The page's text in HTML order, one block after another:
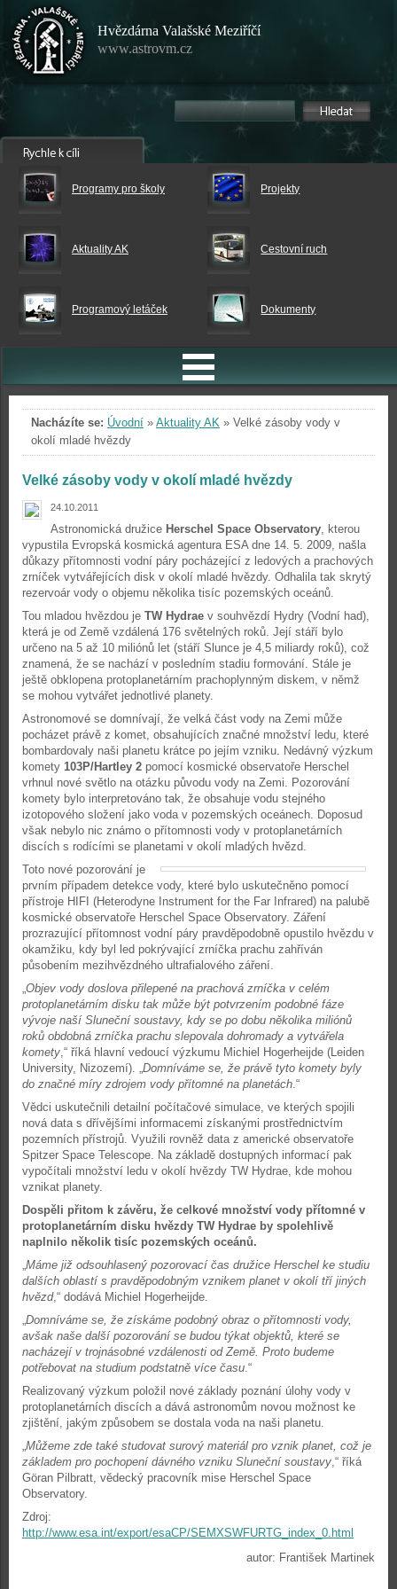
Hvězdárna Valašské Meziříčí
www.astrovm.cz
Programy pro školy Projekty
Aktuality AK Cestovní ruch
Programový letáček Dokumenty
Nacházíte se: Úvodní » Aktuality AK » Velké zásoby vody v
okolí mladé hvězdy
Velké zásoby vody v okolí mladé hvězdy
24.10.2011
Astronomická družice Herschel Space Observatory, kterou
vypustila Evropská kosmická agentura ESA dne 14. 5. 2009, našla
důkazy přítomnosti vodní páry pocházející z ledových a prachových
zrníček vytvářejících disk v okolí mladé hvězdy. Odhalila tak skrytý
rezervoár vody o objemu několika tisíc pozemských oceánů.
Tou mladou hvězdou je TW Hydrae v souhvězdí Hydry (Vodní had),
která je od Země vzdálená 176 světelných roků. Její stáří bylo
určeno na 5 až 10 miliónů let (stáří Slunce je 4,5 miliardy roků), což
znamená, že se nachází v posledním stadiu formování. Stále je
ještě obklopena protoplanetárním prachoplynným diskem, v němž
se mohou vytvářet jednotlivé planety.
Astronomové se domnívají, že velká část vody na Zemi může
pocházet právě z komet, obsahujících značné množství ledu, které
bombardovaly naši planetu krátce po jejím vzniku. Nedávný výzkum
komety 103P/Hartley 2 pomocí kosmické observatoře Herschel
vrhnul nové světlo na otázku původu vody na Zemi. Pozorování
komety bylo interpretováno tak, že obsahuje vodu stejného
izotopového složení jako voda v pozemských oceánech. Doposud
však nebylo nic známo o přítomnosti vody v protoplanetárních
discích s rodícími se planetami v okolí mladých hvězd.
Toto nové pozorování je
prvním případem detekce vody, které bylo uskutečněno pomocí
přístroje HIFI (Heterodyne Instrument for the Far Infrared) na palubě
kosmické observatoře Herschel Space Observatory. Záření
prozrazující přítomnost vodní páry pravděpodobně opustilo hvězdu v
okamžiku, kdy byl led pokrývající zrníčka prachu zahříván
působením mezihvězdného ultrafialového záření.
„Objev vody doslova přilepené na prachová zrníčka v celém
protoplanetárním disku tak může být potvrzením podobné fáze
vývoje naší Sluneční soustavy, kdy se po dobu několika miliónů
roků obdobná zrníčka prachu slepovala dohromady a vytvářela
komety,“ říká hlavní vedoucí výzkumu Michiel Hogerheijde (Leiden
University, Nizozemí). „Domníváme se, že právě tyto komety byly
do značné míry zdrojem vody přítomné na planetách.“
Vědci uskutečnili detailní počítačové simulace, ve kterých spojili
nová data s dřívějšími informacemi získanými prostřednictvím
pozemních přístrojů. Využili rovněž data z americké observatoře
Spitzer Space Telescope. Na základě dostupných informací pak
vypočítali množství ledu v okolí hvězdy TW Hydrae, kde mohou
vznikat planety.
Dospěli přitom k závěru, že celkové množství vody přítomné v
protoplanetárním disku hvězdy TW Hydrae by spolehlivě
naplnilo několik tisíc pozemských oceánů.
„Máme již odsouhlasený pozorovací čas družice Herschel ke studiu
dalších oblastí s pravděpodobným vznikem planet v okolí tří jiných
hvězd,“ dodává Michiel Hogerheijde.
„Domníváme se, že získáme podobný obraz o přítomnosti vody,
avšak naše další pozorování se budou týkat objektů, které se
nacházejí v trojnásobné vzdálenosti od Země. Proto budeme
potřebovat na studium podstatně více času.“
Realizovaný výzkum položil nové základy poznání úlohy vody v
protoplanetárních discích a dává astronomům novou možnost ke
zjištění, jakým způsobem se dostala voda na naši planetu.
„Můžeme zde také studovat surový materiál pro vznik planet, což je
základem pro pochopení dávného vzniku Sluneční soustavy,“ říká
Göran Pilbratt, vědecký pracovník mise Herschel Space
Observatory.
Zdroj:
http://www.esa.int/export/esaCP/SEMXSWFURTG_index_0.html
autor: František Martinek